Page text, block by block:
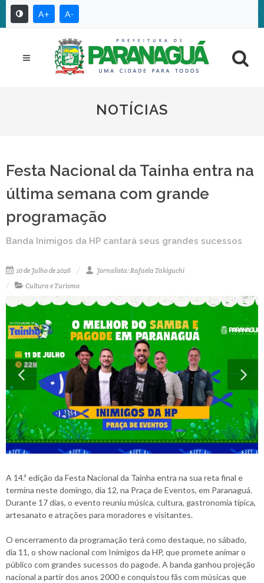
A+ A-
NOTÍCIAS
Festa Nacional da Tainha entra na
última semana com grande
programação
Banda Inimigos da HP cantará seus grandes sucessos
10 de Julho de 2026
Jornalista: Rafaela Takiguchi
Cultura e Turismo
A 14.ª edição da Festa Nacional da Tainha entra na sua reta final e
termina neste domingo, dia 12, na Praça de Eventos, em Paranaguá.
Durante 17 dias, o evento reuniu música, cultura, gastronomia típica,
artesanato e atrações para moradores e visitantes.
O encerramento da programação terá como destaque, no sábado,
dia 11, o show nacional com Inimigos da HP, que promete animar o
público com grandes sucessos do pagode. A banda ganhou projeção
nacional a partir dos anos 2000 e conquistou fãs com músicas que